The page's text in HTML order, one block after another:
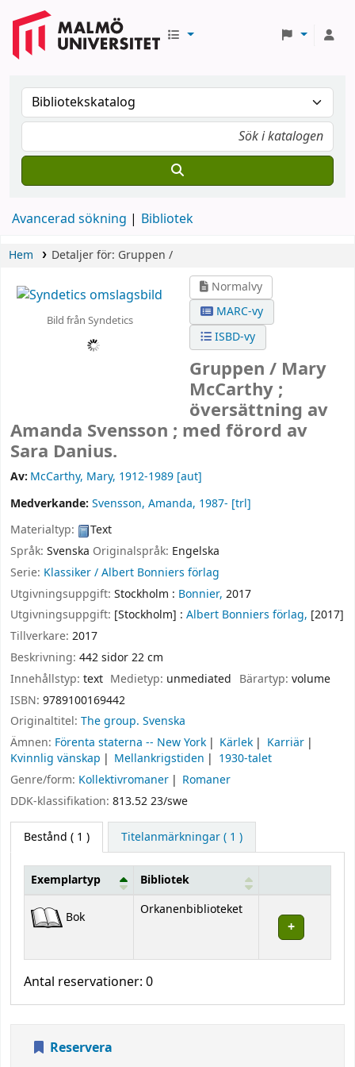
Avancerad sökning Bibliotek
Hem Detaljer för: Gruppen /
Bild från Syndetics
Normalvy
MARC-vy
ISBD-vy
Gruppen / Mary
McCarthy ;
översättning av
Amanda Svensson ; med förord av
Sara Danius.
Av: McCarthy, Mary, 1912-1989 [aut]
Medverkande: Svensson, Amanda, 1987- [trl]
Materialtyp:
Text
Språk: Svenska Originalspråk: Engelska
Serie: Klassiker / Albert Bonniers förlag
Utgivningsuppgift: Stockholm : Bonnier, 2017
Utgivningsuppgift: [Stockholm] : Albert Bonniers förlag, [2017]
Tillverkare: 2017
Beskrivning: 442 sidor 22 cm
Innehållstyp: text Medietyp: unmediated Bärartyp: volume
ISBN: 9789100169442
Originaltitel: The group. Svenska
Ämnen: Förenta staterna -- New York Kärlek
Karriär
Kvinnlig vänskap
Mellankrigstiden
1930-talet
Genre/form: Kollektivromaner
Romaner
DDK-klassifikation: 813.52 23/swe
Bestånd ( 1 ) Titelanmärkningar ( 1 )
Exemplartyp Bibliotek
Bok Orkanenbiblioteket
Antal reservationer: 0
Reservera